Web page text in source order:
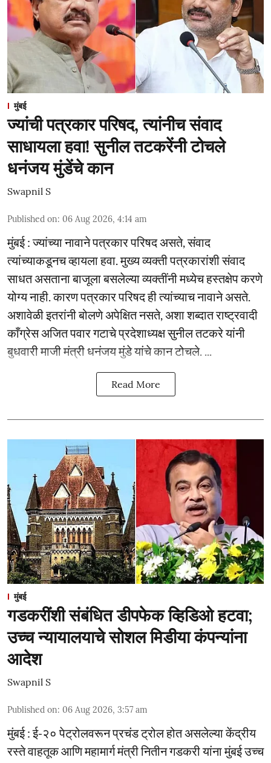
मुंबई
ज्यांची पत्रकार परिषद, त्यांनीच संवाद
साधायला हवा! सुनील तटकरेंनी टोचले
धनंजय मुंडेंचे कान
Swapnil S
Published on: 06 Aug 2026, 4:14 am
मुंबई : ज्यांच्या नावाने पत्रकार परिषद असते, संवाद
त्यांच्याकडूनच व्हायला हवा. मुख्य व्यक्ती पत्रकारांशी संवाद
साधत असताना बाजूला बसलेल्या व्यक्तींनी मध्येच हस्तक्षेप करणे
योग्य नाही. कारण पत्रकार परिषद ही त्यांच्याच नावाने असते.
अशावेळी इतरांनी बोलणे अपेक्षित नसते, अशा शब्दात राष्ट्रवादी
काँग्रेस अजित पवार गटाचे प्रदेशाध्यक्ष सुनील तटकरे यांनी
बुधवारी माजी मंत्री धनंजय मुंडे यांचे कान टोचले. ...
Read More
मुंबई
गडकरींशी संबंधित डीपफेक व्हिडिओ हटवा;
उच्च न्यायालयाचे सोशल मिडीया कंपन्यांना
आदेश
Swapnil S
Published on: 06 Aug 2026, 3:57 am
मुंबई : ई-२० पेट्रोलवरून प्रचंड ट्रोल होत असलेल्या केंद्रीय
रस्ते वाहतूक आणि महामार्ग मंत्री नितीन गडकरी यांना मुंबई उच्च